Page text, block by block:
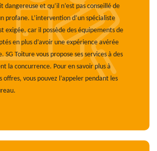
dangereuse et qu’il n’est pas conseillé de
profane. L’intervention d’un spécialiste
exigée, car il possède des équipements de
en plus d’avoir une expérience avérée
SG Toiture vous propose ses services à des
la concurrence. Pour en savoir plus à
offres, vous pouvez l’appeler pendant les